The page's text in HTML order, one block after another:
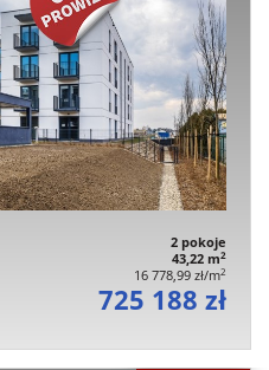
2 pokoje
43,22 m2
16 778,99 zł/m2
725 188 zł